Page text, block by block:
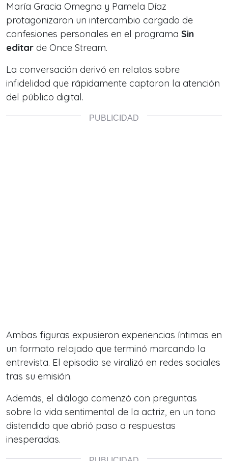
María Gracia Omegna y Pamela Díaz
protagonizaron un intercambio cargado de
confesiones personales en el programa Sin
editar de Once Stream.
La conversación derivó en relatos sobre
infidelidad que rápidamente captaron la atención
del público digital.
Ambas figuras expusieron experiencias íntimas en
un formato relajado que terminó marcando la
entrevista. El episodio se viralizó en redes sociales
tras su emisión.
Además, el diálogo comenzó con preguntas
sobre la vida sentimental de la actriz, en un tono
distendido que abrió paso a respuestas
inesperadas.